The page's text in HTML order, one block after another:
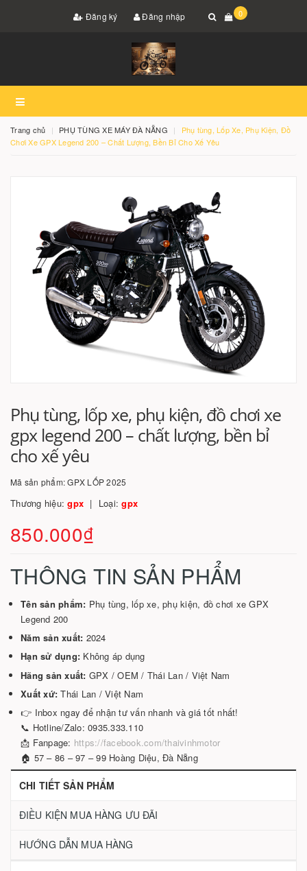
Đăng ký Đăng nhập 0
Trang chủ PHỤ TÙNG XE MÁY ĐÀ NẴNG
Phụ tùng, Lốp Xe, Phụ Kiện, Đồ
Chơi Xe GPX Legend 200 – Chất Lượng, Bền Bỉ Cho Xế Yêu
Phụ tùng, lốp xe, phụ kiện, đồ chơi xe
gpx legend 200 – chất lượng, bền bỉ
cho xế yêu
Mã sản phẩm:GPX LỐP 2025
Thương hiệu:gpx Loại:gpx
850.000₫
THÔNG TIN SẢN PHẨM
Tên sản phẩm: Phụ tùng, lốp xe, phụ kiện, đồ chơi xe GPX
Legend 200
Năm sản xuất: 2024
Hạn sử dụng: Không áp dụng
Hãng sản xuất: GPX / OEM / Thái Lan / Việt Nam
Xuất xứ: Thái Lan / Việt Nam
👉 Inbox ngay để nhận tư vấn nhanh và giá tốt nhất!
📞 Hotline/Zalo: 0935.333.110
📩 Fanpage: https://facebook.com/thaivinhmotor
🏠 57 – 86 – 97 – 99 Hoàng Diệu, Đà Nẵng
CHI TIẾT SẢN PHẨM
ĐIỀU KIỆN MUA HÀNG ƯU ĐÃI
HƯỚNG DẪN MUA HÀNG